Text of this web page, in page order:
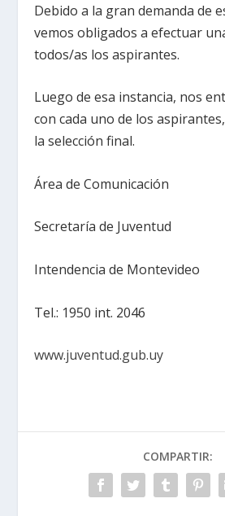
Debido a la gran demanda de
vemos obligados a efectuar
todos/as los aspirantes.
Luego de esa instancia, nos
con cada uno de los
la selección final.
Área de Comunicación
Secretaría de Juventud
Intendencia de Montevideo
Tel.: 1950 int. 2046
www.juventud.gub.uy
COMPARTIR: